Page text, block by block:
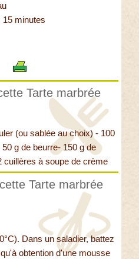
15 minutes
Tarte marbrée
(ou sablée au choix) - 100
g de beurre- 150 g de
cuillères à soupe de crème
Tarte marbrée
Dans un saladier, battez
obtention d'une mousse